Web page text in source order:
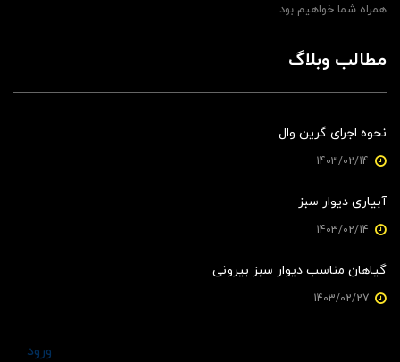
همراه شما خواهیم بود.
مطالب وبلاگ
نحوه اجرای گرین وال
آبیاری دیوار سبز
گیاهان مناسب دیوار سبز بیرونی
ورود